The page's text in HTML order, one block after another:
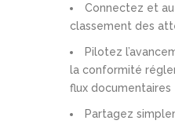
Connectez et
classement des
Pilotez
la conformité
flux documentaires
Partagez